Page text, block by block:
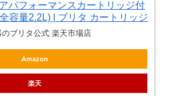
パフォーマンスカートリッジ付
容量2.2L) | ブリタ カートリッジ
のブリタ公式 楽天市場店
Amazon
楽天